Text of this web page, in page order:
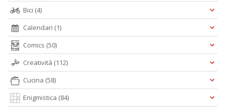
Bici (4)
Calendari (1)
Comics (50)
Creatività (112)
Cucina (58)
Enigmistica (84)